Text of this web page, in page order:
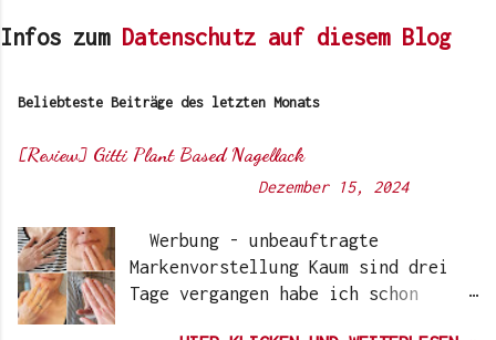
Infos zum Datenschutz auf diesem Blog
Beliebteste Beiträge des letzten Monats
[Review] Gitti Plant Based Nagellack
Dezember 15, 2024
Werbung - unbeauftragte
Markenvorstellung Kaum sind drei
Tage vergangen habe ich schon